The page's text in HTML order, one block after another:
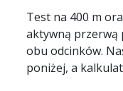
Test na 400 m
aktywną przerwą
obu odcinków.
poniżej, a